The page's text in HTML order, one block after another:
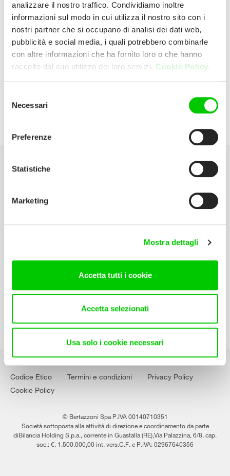
analizzare il nostro traffico. Condividiamo inoltre
informazioni sul modo in cui utilizza il nostro sito con i
nostri partner che si occupano di analisi dei dati web,
pubblicità e social media, i quali potrebbero combinarle
con altre informazioni che ha fornito loro o che hanno
raccolto dal suo utilizzo dei loro servizi. Cookie Policy.
delNecessari
Preferenze
Statistiche
Marketing
Mostra dettagli
Accetta tutti i cookie
Accetta selezionati
Usa solo i cookie necessari
Unieuro
Di Quartesolo (Vicenza) Italia
Scarica il catalogo
Manuali d’istruzione
Lavora con noi
Codice Etico Termini e condizioni
Privacy Policy
Cookie Policy
© Bertazzoni Spa P.IVA 00140710351
Società sottoposta alla attività di direzione e coordinamento da parte
diBilancia Holding S.p.a., corrente in Guastalla (RE),Via Palazzina, 6/8, cap.
soc.: €. 1.500.000,00 int. vers.C.F. e P.IVA: 02967640356